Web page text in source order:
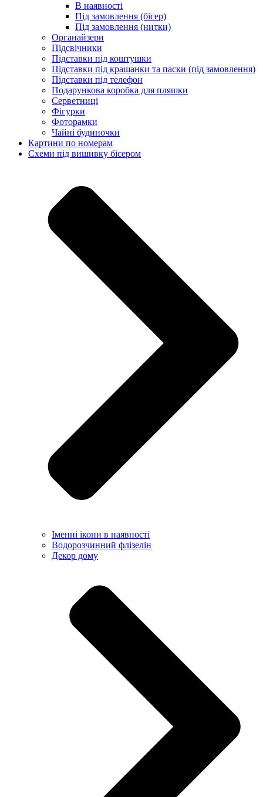
В наявності
Під замовлення (бісер)
Під замовлення (нитки)
Органайзери
Підсвічники
Підставки під коштушки
Підставки під крашанки та паски (під замовлення)
Підставки під телефон
Подарункова коробка для пляшки
Серветниці
Фігурки
Фоторамки
Чайні будиночки
Картини по номерам
Схеми під вишивку бісером
Іменні ікони в наявності
Водорозчинний флізелін
Декор дому